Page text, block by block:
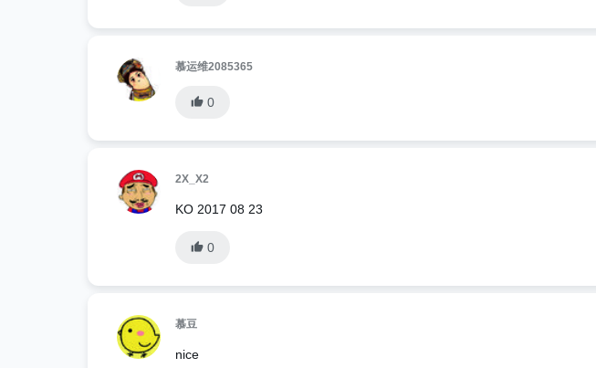
慕运维2085365
0
2X_X2
KO 2017 08 23
0
慕豆
nice